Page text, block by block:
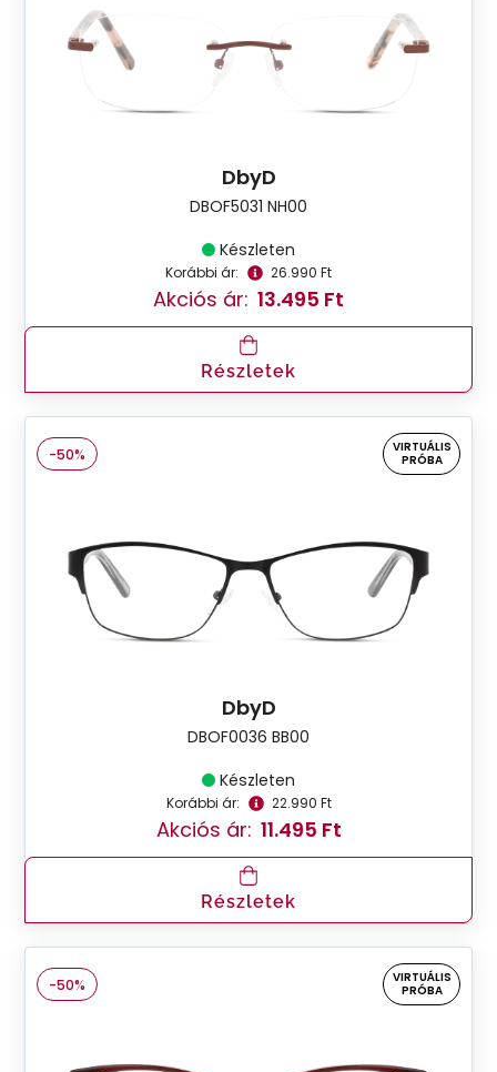
DbyD
DBOF5031 NH00
Készleten
Korábbi ár: 26.990 Ft
Akciós ár: 13.495 Ft
Részletek
-50%
VIRTUÁLIS
PRÓBA
DbyD
DBOF0036 BB00
Készleten
Korábbi ár: 22.990 Ft
Akciós ár: 11.495 Ft
Részletek
-50%
VIRTUÁLIS
PRÓBA